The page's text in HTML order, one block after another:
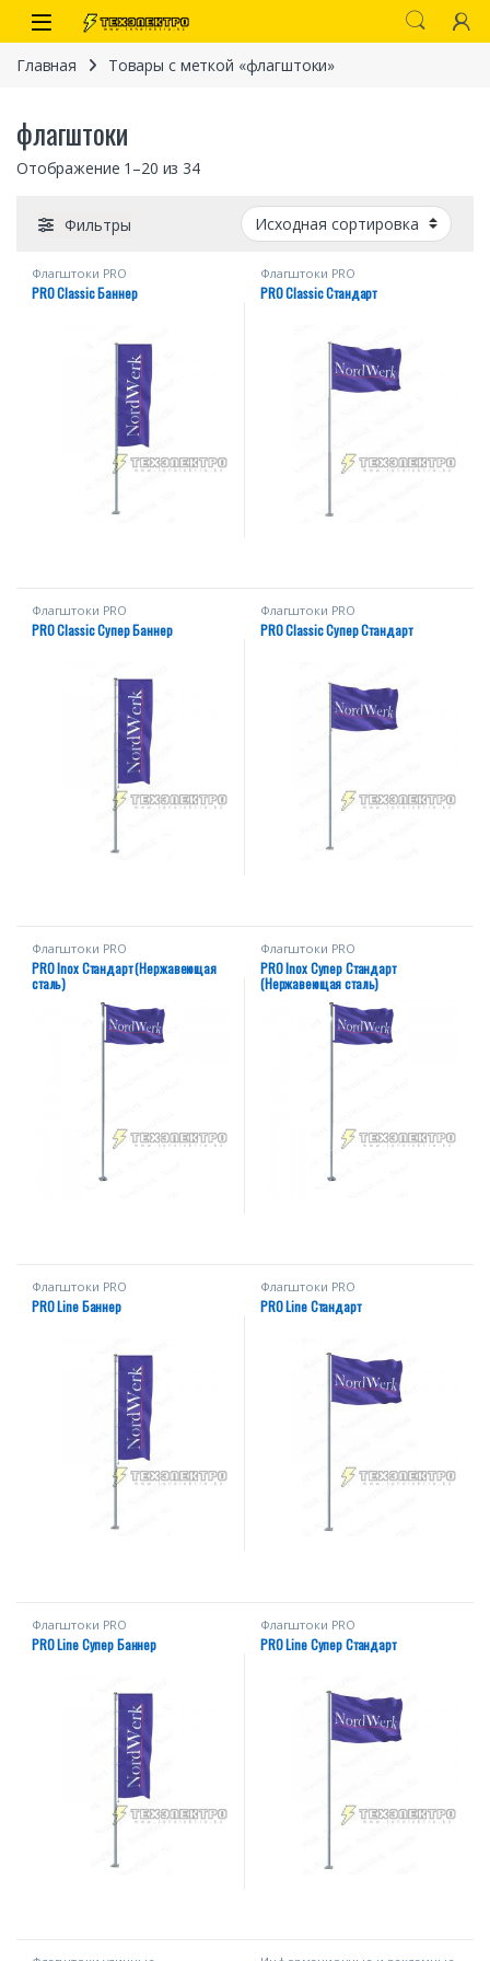
Перейти к навигации
перейти к содержанию
Open
Главная Товары с меткой «флагштоки»
флагштоки
Отображение 1–20 из 34
Фильтры
Флагштоки PRО
PRO Classic Баннер
Флагштоки PRО
PRO Classic Стандарт
Флагштоки PRО
PRO Classic Супер Баннер
Флагштоки PRО
PRO Classic Супер Стандарт
Флагштоки PRО
PRO Inox Стандарт (Нержавеющая
сталь)
Флагштоки PRО
PRO Inox Супер Стандарт
(Нержавеющая сталь)
Флагштоки PRО
PRO Line Баннер
Флагштоки PRО
PRO Line Стандарт
Флагштоки PRО
PRO Line Супер Баннер
Флагштоки PRО
PRO Line Супер Стандарт